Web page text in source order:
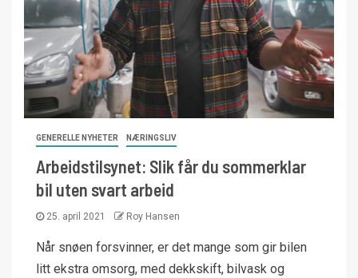
GENERELLE NYHETER NÆRINGSLIV
Arbeidstilsynet: Slik får du sommerklar
bil uten svart arbeid
25. april 2021 Roy Hansen
Når snøen forsvinner, er det mange som gir bilen
litt ekstra omsorg, med dekkskift, bilvask og